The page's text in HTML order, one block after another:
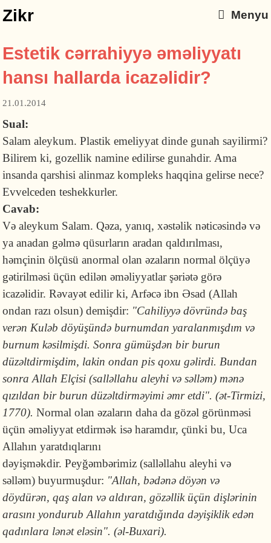
Zikr Menyu
Estetik cərrahiyyə əməliyyatı
hansı hallarda icazəlidir?
21.01.2014
Sual:
Salam aleykum. Plastik emeliyyat dinde gunah sayilirmi?
Bilirem ki, gozellik namine edilirse gunahdir. Ama
insanda qarshisi alinmaz kompleks haqqina gelirse nece?
Evvelceden teshekkurler.
Cavab:
Və aleykum Salam. Qəza, yanıq, xəstəlik nəticəsində və
ya anadan gəlmə qüsurların aradan qaldırılması,
həmçinin ölçüsü anormal olan əzaların normal ölçüyə
gətirilməsi üçün edilən əməliyyatlar şəriətə görə
icazəlidir. Rəvayət edilir ki, Arfəcə ibn Əsad (Allah
ondan razı olsun) demişdir: "Cahiliyyə dövründə baş
verən Kuləb döyüşündə burnumdan yaralanmışdım və
burnum kəsilmişdi. Sonra gümüşdən bir burun
düzəltdirmişdim, lakin ondan pis qoxu gəlirdi. Bundan
sonra Allah Elçisi (salləllahu aleyhi və səlləm) mənə
qızıldan bir burun düzəltdirməyimi əmr etdi". (ət-Tirmizi,
1770).Normal olan əzaların daha da gözəl görünməsi
üçün əməliyyat etdirmək isə haramdır, çünki bu, Uca
Allahın yaratdıqlarını
dəyişməkdir. Peyğəmbərimiz (salləllahu aleyhi və
səlləm) buyurmuşdur: "Allah, bədənə döyən və
döydürən, qaş alan və aldıran, gözəllik üçün dişlərinin
arasını yondurub Allahın yaratdığında dəyişiklik edən
qadınlara lənət eləsin". (əl-Buxari).